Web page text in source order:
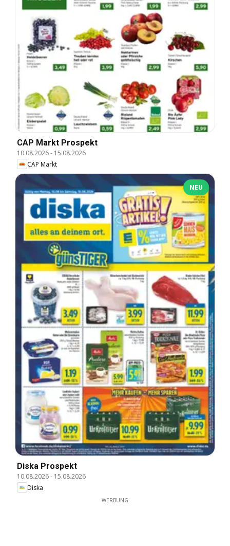
CAP Markt Prospekt
10.08.2026- 15.08.2026
CAP Markt
NEU
Diska Prospekt
10.08.2026- 15.08.2026
Diska
WERBUNG